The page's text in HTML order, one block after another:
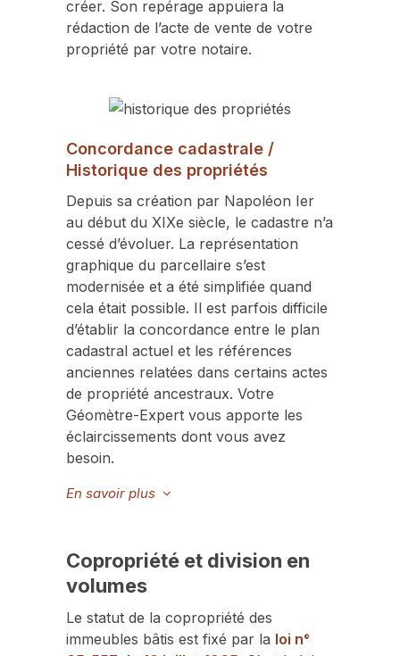
créer. Son repérage appuiera la
rédaction de l’acte de vente de votre
propriété par votre notaire.
Concordance cadastrale /
Historique des propriétés
Depuis sa création par Napoléon Ier
au début du XIXe siècle, le cadastre n’a
cessé d’évoluer. La représentation
graphique du parcellaire s’est
modernisée et a été simplifiée quand
cela était possible. Il est parfois difficile
d’établir la concordance entre le plan
cadastral actuel et les références
anciennes relatées dans certains actes
de propriété ancestraux. Votre
Géomètre-Expert vous apporte les
éclaircissements dont vous avez
besoin.
En savoir plus
Copropriété et division en
volumes
Le statut de la copropriété des
immeubles bâtis est fixé par la loi n°